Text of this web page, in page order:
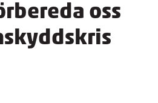
oss